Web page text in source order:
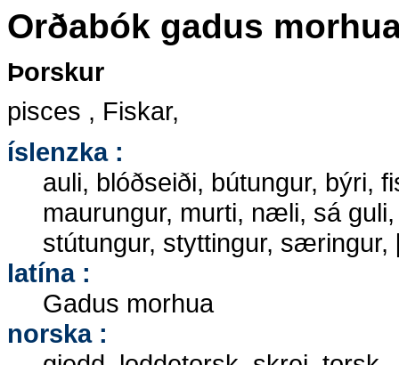
Orðabók gadus
Þorskur
pisces , Fiskar,
íslenzka :
auli, blóðseiði, bútungur, býri,
maurungur, murti, næli, sá
stútungur, styttingur, særingur,
latína :
Gadus morhua
norska :